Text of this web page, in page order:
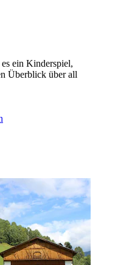
ein Kinderspiel,
Überblick über all